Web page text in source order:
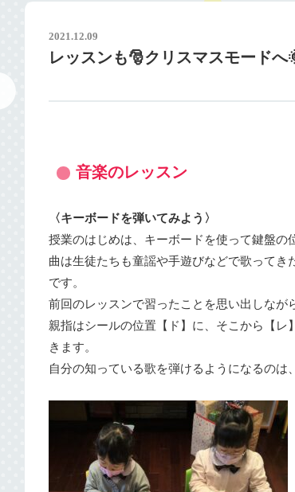
2021.12.09
レッスンも🎅クリスマスモード
音楽のレッスン
〈キーボードを弾いてみよう〉
授業のはじめは、キーボードを使って鍵盤の
曲は生徒たちも童謡や手遊びなどで歌って
です。
前回のレッスンで習ったことを思い出しなが
親指はシールの位置【ド】に、そこから【
きます。
自分の知っている歌を弾けるようになるの